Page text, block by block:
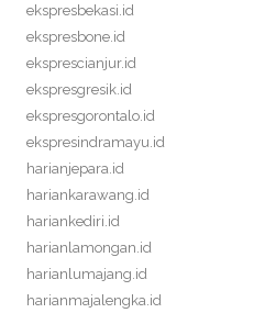
ekspresbekasi.id
ekspresbone.id
eksprescianjur.id
ekspresgresik.id
ekspresgorontalo.id
ekspresindramayu.id
harianjepara.id
hariankarawang.id
hariankediri.id
harianlamongan.id
harianlumajang.id
harianmajalengka.id